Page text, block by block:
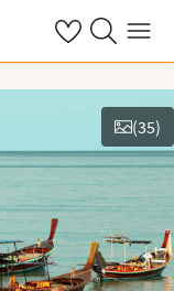
OmatHaku Valikko
(35)